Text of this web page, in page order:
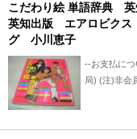
平日のみ、
用、日・祭
配送状況確
後、5日間保
ものとご理
--送料につ
・クロネコ
に送料記載
+クロネコ
認後、2～3
こだわり絵 単語辞典
英知出版 エアロビク
グ 小川恵子
--お支払に
局) (注)非会
決済利用出
「振込み」
て-- 中古品